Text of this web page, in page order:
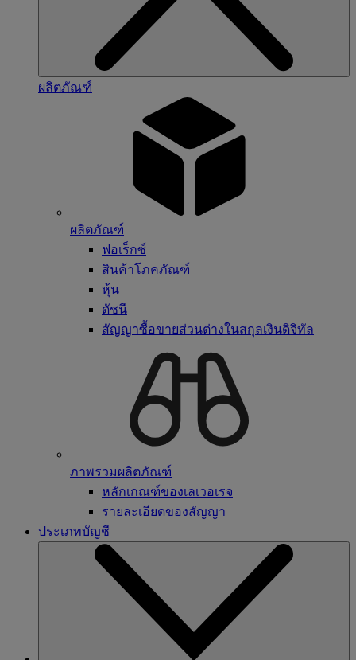
ผลิตภัณฑ์
ผลิตภัณฑ์
ฟอเร็กซ์
สินค้าโภคภัณฑ์
หุ้น
ดัชนี
สัญญาซื้อขายส่วนต่างในสกุลเงินดิจิทัล
ภาพรวมผลิตภัณฑ์
หลักเกณฑ์ของเลเวอเรจ
รายละเอียดของสัญญา
ประเภทบัญชี